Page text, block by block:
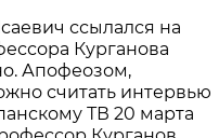
ссылался на
Курганова
Апофеозом,
считать интервью
ТВ 20 марта